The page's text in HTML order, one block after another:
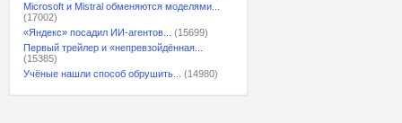
Microsoft и Mistral обменяются моделями...
(17002)
«Яндекс» посадил ИИ-агентов...
(15699)
Первый трейлер и «непревзойдённая...
(15385)
Учёные нашли способ обрушить...
(14980)